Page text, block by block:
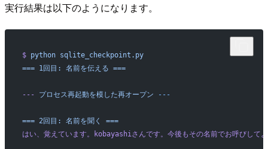
実行結果は以下のようになります。
$ python sqlite_checkpoint.py
=== 1回目: 名前を伝える ===
--- プロセス再起動を模した再オープン ---
=== 2回目: 名前を聞く
===
はい、覚えています。kobayashiさんです。今後もその名前でお呼びして